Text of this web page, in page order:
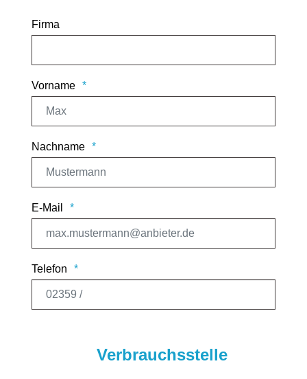
Firma
Vorname
Nachname
E-Mail
Telefon
Verbrauchsstelle